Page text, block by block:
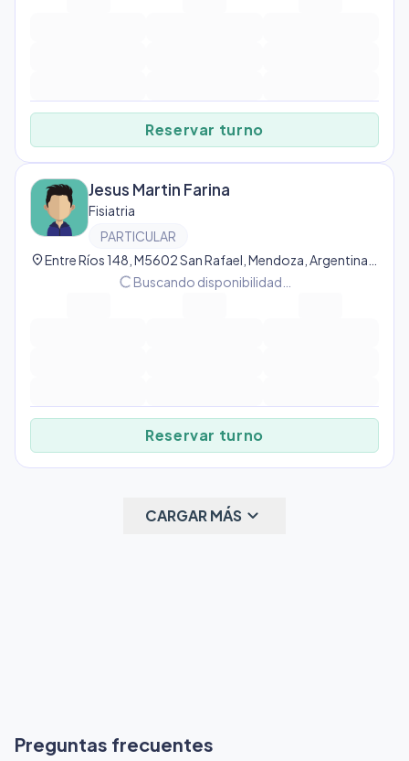
Reservar turno
Jesus Martin Farina
Fisiatria
PARTICULAR
location_on
progress_activity Buscando disponibilidad…
Reservar turno
CARGAR MÁS keyboard_arrow_down
Preguntas frecuentes